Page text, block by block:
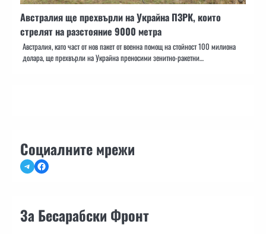
Австралия ще прехвърли на Украйна ПЗРК, които
стрелят на разстояние 9000 метра
Австралия, като част от нов пакет от военна помощ на стойност 100 милиона
долара, ще прехвърли на Украйна преносими зенитно-ракетни…
Социалните мрежи
TelegramFacebook
За Бесарабски Фронт